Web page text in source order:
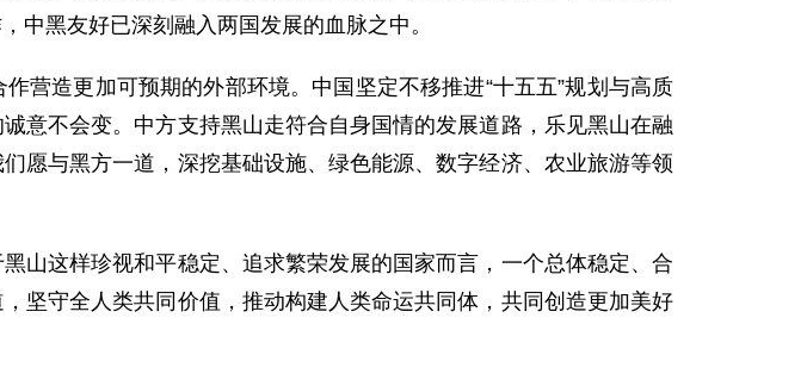
中黑友好已深刻融入两国发展的血脉之中。
营造更加可预期的外部环境。中国坚定不移推进“十五五”规划与高质
意不会变。中方支持黑山走符合自身国情的发展道路，乐见黑山在融
愿与黑方一道，深挖基础设施、绿色能源、数字经济、农业旅游等领
山这样珍视和平稳定、追求繁荣发展的国家而言，一个总体稳定、合
坚守全人类共同价值，推动构建人类命运共同体，共同创造更加美好